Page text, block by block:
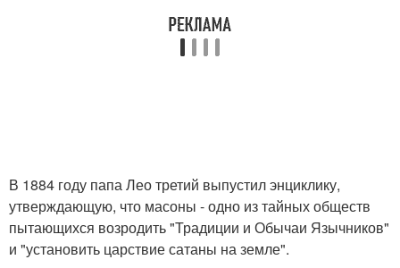
В 1884 году папа Лео третий выпустил энциклику,
утверждающую, что масоны - одно из тайных обществ
пытающихся возродить "Традиции и Обычаи Язычников"
и "установить царствие сатаны на земле".